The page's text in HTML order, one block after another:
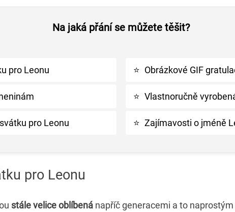
Na jaká přání se můžete těšit?
pro Leonu
pro Leonu
⭐ Obrázkové GIF
⭐ Vlastnoručně
⭐ Zajímavosti o jméně
pro Leonu
stále velice oblíbená napříč generacemi a to